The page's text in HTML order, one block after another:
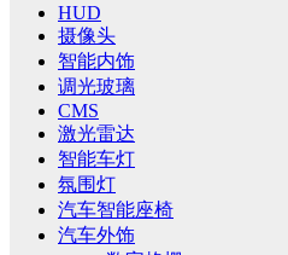
HUD
摄像头
智能内饰
调光玻璃
CMS
激光雷达
智能车灯
氛围灯
汽车智能座椅
汽车外饰